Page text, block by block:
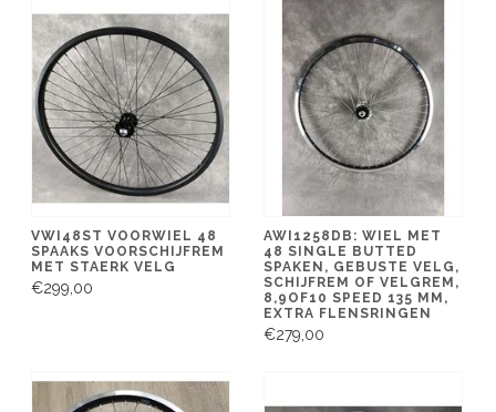
VWI48ST VOORWIEL 48
SPAAKS VOORSCHIJFREM
MET STAERK VELG
€299,00
AWI1258DB: WIEL MET
48 SINGLE BUTTED
SPAKEN, GEBUSTE VELG,
SCHIJFREM OF VELGREM,
8,9OF10 SPEED 135 MM,
EXTRA FLENSRINGEN
€279,00